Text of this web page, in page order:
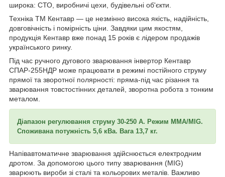
широка: СТО, виробничі цехи, будівельні об'єкти.
Техніка ТМ Кентавр — це незмінно висока якість, надійність,
довговічність і помірність ціни. Завдяки цим якостям,
продукція Кентавр вже понад 15 років є лідером продажів
українського ринку.
Під час ручного дугового зварювання інвертор Кентавр
СПАР-255НДР може працювати в режимі постійного струму
прямої та зворотної полярності: пряма-під час різання та
зварювання товстостінних деталей, зворотна робота з тонким
металом.
Діапазон регулювання струму 30-250 А. Режим MMA/MIG.
Споживана потужність 5,6 кВа. Вага 13,7 кг.
Напівавтоматичне зварювання здійснюється електродним
дротом. За допомогою цього типу зварювання (MIG)
зварюють вироби зі сталі та кольорових металів. Важливо